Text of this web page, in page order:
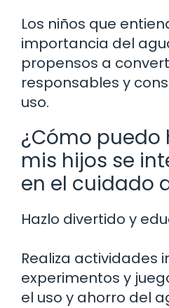
Los niños que
importancia del
propensos a
responsables y
uso.
¿Cómo puedo
mis hijos se
en el cuidado
Hazlo divertido y
Realiza actividades
experimentos y
el uso y ahorro del